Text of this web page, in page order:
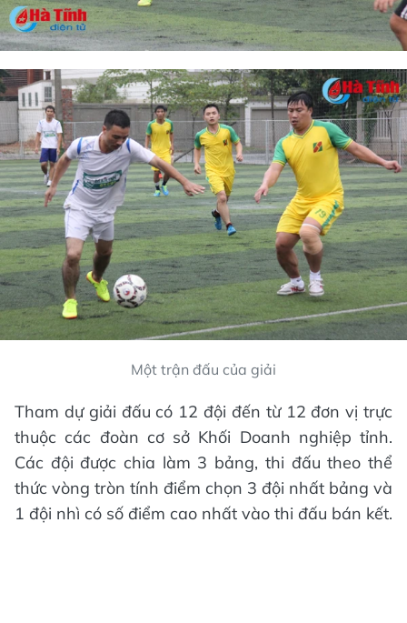
Một trận đấu của giải
Tham dự giải đấu có 12 đội đến từ 12 đơn vị trực
thuộc các đoàn cơ sở Khối Doanh nghiệp tỉnh.
Các đội được chia làm 3 bảng, thi đấu theo thể
thức vòng tròn tính điểm chọn 3 đội nhất bảng và
1 đội nhì có số điểm cao nhất vào thi đấu bán kết.